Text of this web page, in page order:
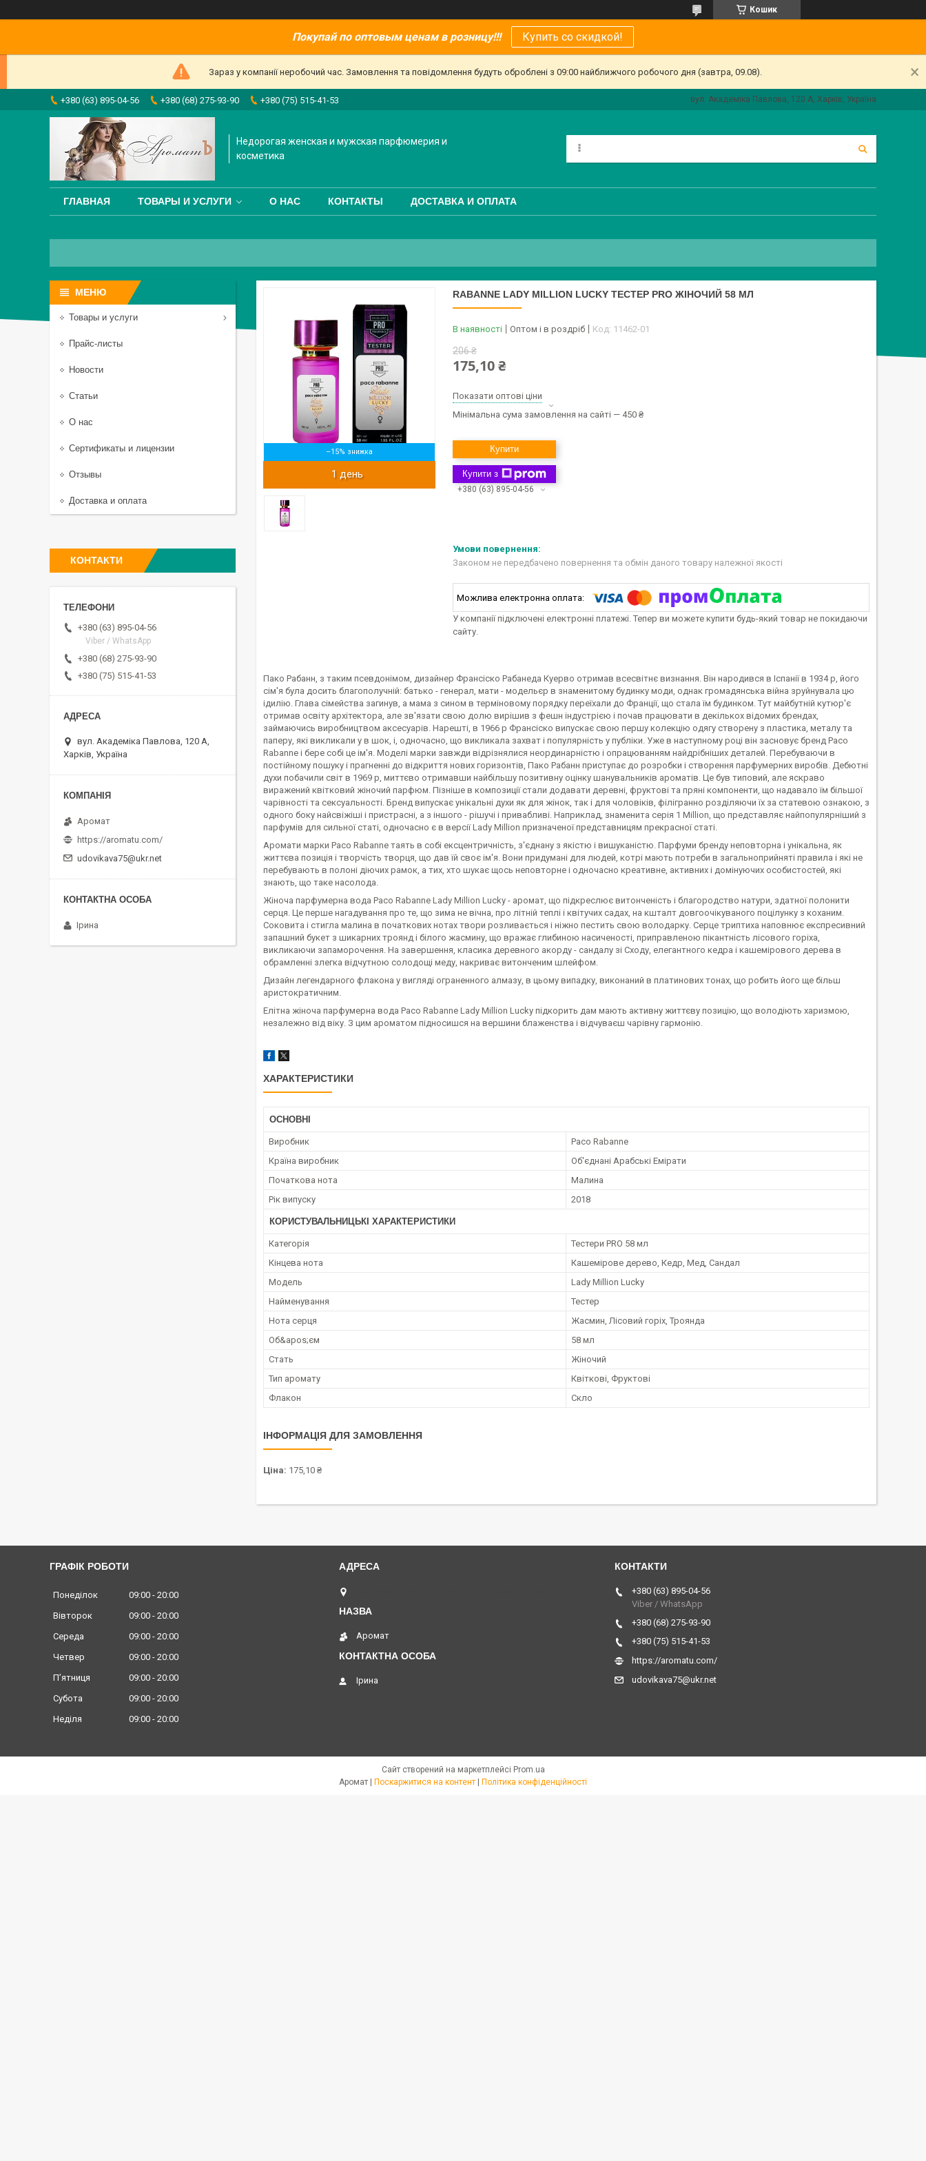
Кошик
Покупай по оптовым ценам в розницу!!! Купить со скидкой!
Зараз у компанії неробочий час. Замовлення та повідомлення будуть оброблені з 09:00 найближчого робочого дня (завтра, 09.08).
+380 (63) 895-04-56 +380 (68) 275-93-90 +380 (75) 515-41-53 вул. Академіка Павлова, 120 А, Харків, Україна
Недорогая женская и мужская парфюмерия и
косметика
ГЛАВНАЯ ТОВАРЫ И УСЛУГИ О НАС КОНТАКТЫ ДОСТАВКА И ОПЛАТА
–15%
1 день
RABANNE LADY MILLION LUCKY ТЕСТЕР PRO ЖІНОЧИЙ 58 МЛ
В наявності Оптом і в роздріб Код: 11462-01
206 ₴
175,10 ₴
Показати оптові ціни
Мінімальна сума замовлення на сайті — 450 ₴
Купити
Купити з
+380 (63) 895-04-56
Законом не передбачено повернення та обмін даного товару належної якості
У компанії підключені електронні платежі. Тепер ви можете купити будь-який товар не покидаючи
сайту.
Пако Рабанн, з таким псевдонімом, дизайнер Франсіско Рабанеда Куерво отримав всесвітнє визнання. Він народився в Іспанії в 1934 р, його
сім'я була досить благополучній: батько - генерал, мати - модельєр в знаменитому будинку моди, однак громадянська війна зруйнувала цю
ідилію. Глава сімейства загинув, а мама з сином в терміновому порядку переїхали до Франції, що стала їм будинком. Тут майбутній кутюр'є
отримав освіту архітектора, але зв'язати свою долю вирішив з фешн індустрією і почав працювати в декількох відомих брендах,
займаючись виробництвом аксесуарів. Нарешті, в 1966 р Франсіско випускає свою першу колекцію одягу створену з пластика, металу та
паперу, які викликали у в шок, і, одночасно, що викликала захват і популярність у публіки. Уже в наступному році він засновує бренд Paco
Rabanne і бере собі це ім'я. Моделі марки завжди відрізнялися неординарністю і опрацюванням найдрібніших деталей. Перебуваючи в
постійному пошуку і прагненні до відкриття нових горизонтів, Пако Рабанн приступає до розробки і створення парфумерних виробів. Дебютні
духи побачили світ в 1969 р, миттєво отримавши найбільшу позитивну оцінку шанувальників ароматів. Це був типовий, але яскраво
виражений квітковий жіночий парфюм. Пізніше в композиції стали додавати деревні, фруктові та пряні компоненти, що надавало їм більшої
чарівності та сексуальності. Бренд випускає унікальні духи як для жінок, так і для чоловіків, філігранно розділяючи їх за статевою ознакою, з
одного боку найсвіжіші і пристрасні, а з іншого - рішучі і привабливі. Наприклад, знаменита серія 1 Million, що представляє найпопулярніший з
парфумів для сильної статі, одночасно є в версії Lady Million призначеної представницям прекрасної статі.
Аромати марки Paco Rabanne таять в собі ексцентричність, з'єднану з якістю і вишуканістю. Парфуми бренду неповторна і унікальна, як
життєва позиція і творчість творця, що дав їй своє ім'я. Вони придумані для людей, котрі мають потреби в загальноприйняті правила і які не
перебувають в полоні діючих рамок, а тих, хто шукає щось неповторне і одночасно креативне, активних і домінуючих особистостей, які
знають, що таке насолода.
Жіноча парфумерна вода Paco Rabanne Lady Million Lucky - аромат, що підкреслює витонченість і благородство натури, здатної полонити
серця. Це перше нагадування про те, що зима не вічна, про літній теплі і квітучих садах, на кшталт довгоочікуваного поцілунку з коханим.
Соковита і стигла малина в початкових нотах твори розливається і ніжно пестить свою володарку. Серце триптиха наповнює експресивний
запашний букет з шикарних троянд і білого жасмину, що вражає глибиною насиченості, приправленою пікантність лісового горіха,
викликаючи запаморочення. На завершення, класика деревного акорду - сандалу зі Сходу, елегантного кедра і кашемірового дерева в
обрамленні злегка відчутною солодощі меду, накриває витонченим шлейфом.
Дизайн легендарного флакона у вигляді ограненного алмазу, в цьому випадку, виконаний в платинових тонах, що робить його ще більш
аристократичним.
Елітна жіноча парфумерна вода Paco Rabanne Lady Million Lucky підкорить дам мають активну життєву позицію, що володіють харизмою,
незалежно від віку. З цим ароматом підносишся на вершини блаженства і відчуваєш чарівну гармонію.
ХАРАКТЕРИСТИКИ
ОСНОВНІ
Виробник
Paco Rabanne
Країна виробник
Об'єднані Арабські Емірати
Початкова нота
Малина
Рік випуску
2018
КОРИСТУВАЛЬНИЦЬКІ ХАРАКТЕРИСТИКИ
Категорія
Тестери PRO 58 мл
Кінцева нота
Кашемірове дерево, Кедр, Мед, Сандал
Мoдель
Lady Million Lucky
Найменування
Тестер
Нота серця
Жасмин, Лісовий горіх, Троянда
Об&apos;єм
58 мл
Стать
Жіночий
Тип аромату
Квіткові, Фруктові
Флакон
Скло
ІНФОРМАЦІЯ ДЛЯ ЗАМОВЛЕННЯ
Ціна: 175,10 ₴
Товары и услуги
Прайс-листы
Новости
Статьи
О нас
Сертификаты и лицензии
Отзывы
Доставка и оплата
КОНТАКТИ
+380 (63) 895-04-56
Viber / WhatsApp
+380 (68) 275-93-90
+380 (75) 515-41-53
вул. Академіка Павлова, 120 А,
Харків, Україна
Аромат
https://aromatu.com/
udovikava75@ukr.net
Ірина
ГРАФІК РОБОТИ
Понеділок 09:00
20:00
Вівторок
09:00
20:00
Середа
09:00
20:00
Четвер
09:00
20:00
Пʼятниця
09:00
20:00
Субота
09:00
20:00
Неділя
09:00 20:00
Аромат
Ірина
+380 (63) 895-04-56
Viber / WhatsApp
+380 (68) 275-93-90
+380 (75) 515-41-53
https://aromatu.com/
udovikava75@ukr.net
Сайт створений на маркетплейсі Prom.ua
Поскаржитися на контент Політика конфіденційності